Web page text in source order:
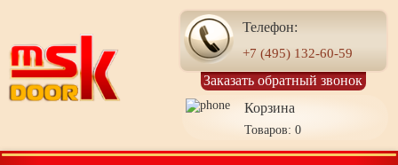
Телефон:
+7 (495) 132-60-59
Заказать обратный звонок
Корзина
Товаров: 0